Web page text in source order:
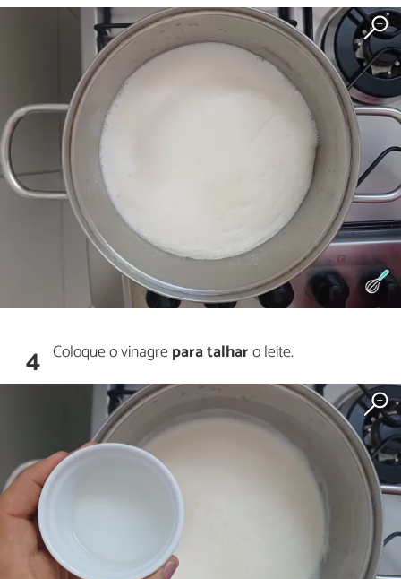
4 Coloque o vinagrepara talharo leite.